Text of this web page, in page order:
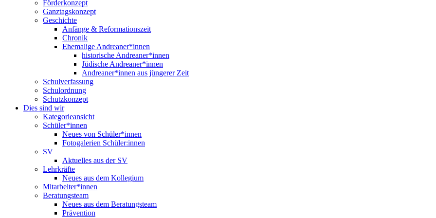
Förderkonzept
Ganztagskonzept
Geschichte
Anfänge & Reformationszeit
Chronik
Ehemalige Andreaner*innen
historische Andreaner*innen
Jüdische Andreaner*innen
Andreaner*innen aus jüngerer Zeit
Schulverfassung
Schulordnung
Schutzkonzept
Dies sind wir
Kategorieansicht
Schüler*innen
Neues von Schüler*innen
Fotogalerien Schüler:innen
SV
Aktuelles aus der SV
Lehrkräfte
Neues aus dem Kollegium
Mitarbeiter*innen
Beratungsteam
Neues aus dem Beratungsteam
Prävention